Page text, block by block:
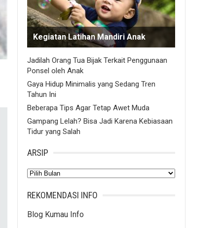
Kegiatan Latihan Mandiri Anak
Jadilah Orang Tua Bijak Terkait Penggunaan
Ponsel oleh Anak
Gaya Hidup Minimalis yang Sedang Tren
Tahun Ini
Beberapa Tips Agar Tetap Awet Muda
Gampang Lelah? Bisa Jadi Karena Kebiasaan
Tidur yang Salah
ARSIP
Arsip
REKOMENDASI INFO
Blog Kumau Info